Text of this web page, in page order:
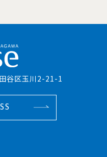
谷区玉川2-21-1